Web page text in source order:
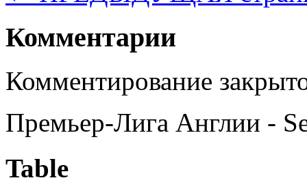
Комментарии
Комментирование
Премьер-Лига Англии -
Table